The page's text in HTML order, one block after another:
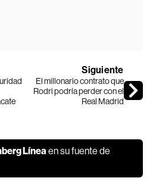
Siguiente
El millonario contrato que
Rodri podría perder con el
Real Madrid
Líneaen su fuente de